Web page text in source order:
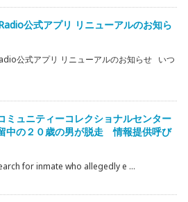
公式アプリ リニューアルのお知ら
公式アプリ リニューアルのお知らせ いつ
ミュニティーコレクショナルセンター
中の２０歳の男が脱走 情報提供呼び
for inmate who allegedly e ...